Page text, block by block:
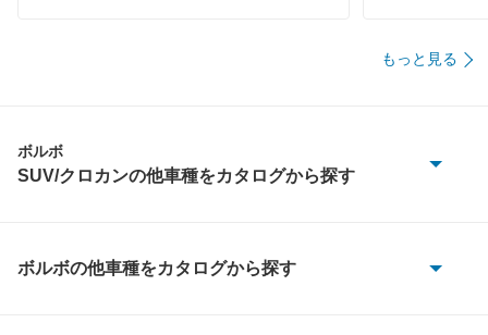
もっと見る
ボルボ
SUV/クロカンの他車種をカタログから探す
EX40
ボルボの他車種をカタログから探す